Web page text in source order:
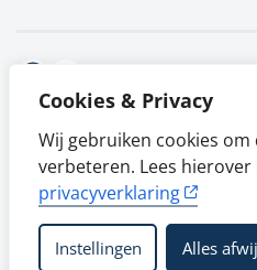
Cookies & Privacy
Wij gebruiken cookies
verbeteren. Lees
privacyverklaring
Instellingen Alles
Facebook